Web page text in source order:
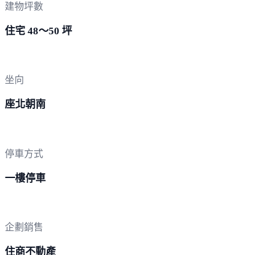
建物坪數
住宅 48～50 坪
坐向
座北朝南
停車方式
一樓停車
企劃銷售
住商不動產